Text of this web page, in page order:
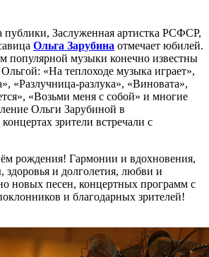
публики, Заслуженная артистка РСФСР,
Ольга Зарубина отмечает юбилей.
популярной музыки конечно известны
«На теплоходе музыка играет»,
«Разлучница-разлука», «Виновата»,
«Возьми меня с собой» и многие
Ольги Зарубиной в
зрители встречали с
рождения! Гармонии и вдохновения,
здоровья и долголетия, любви и
новых песен, концертных программ с
и благодарных зрителей!